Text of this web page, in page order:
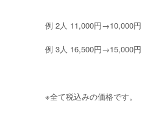
例 2人 11,000円→10,000円
例 3人 16,500円→15,000円
※全て税込みの価格です。